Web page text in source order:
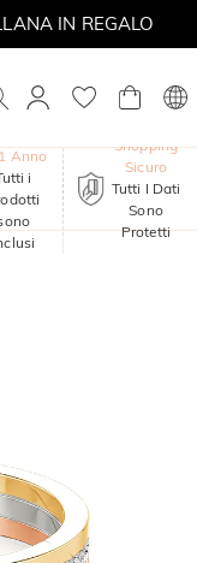
IN REGALO
Anno
i
Shopping
Sicuro
Tutti I Dati
Sono
Protetti